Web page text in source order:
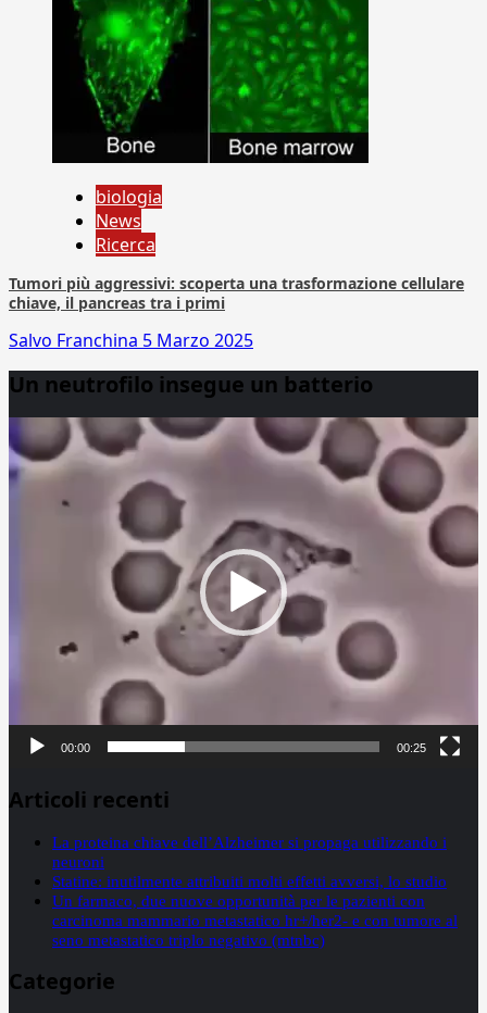
biologia
News
Ricerca
Tumori più aggressivi: scoperta una trasformazione cellulare
chiave, il pancreas tra i primi
Salvo Franchina 5 Marzo 2025
Un neutrofilo insegue un batterio
Player
00:00 00:25
Articoli recenti
La proteina chiave dell’Alzheimer si propaga utilizzando i
neuroni
Statine: inutilmente attribuiti molti effetti avversi, lo studio
Un farmaco, due nuove opportunità per le pazienti con
carcinoma mammario metastatico hr+/her2- e con tumore al
seno metastatico triplo negativo (mtnbc)
Categorie